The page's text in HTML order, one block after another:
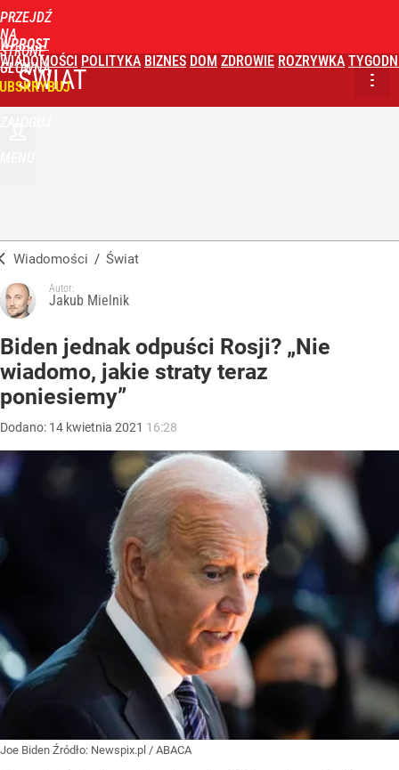
PRZEJDŹ
NA
STRONĘ
GŁÓWNĄ
WPROST
WIADOMOŚCI POLITYKA BIZNES DOM ZDROWIE ROZRYWKA
ŚWIAT
Wiadomości / Świat
Autor:
Jakub Mielnik
Biden jednak odpuści Rosji? „Nie
wiadomo, jakie straty teraz
poniesiemy”
Dodano: 14 kwietnia 2021 16:28
Joe Biden Źródło: Newspix.pl / ABACA